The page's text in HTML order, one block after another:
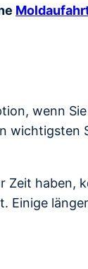
wenn
wichtigsten
Zeit haben,
Einige